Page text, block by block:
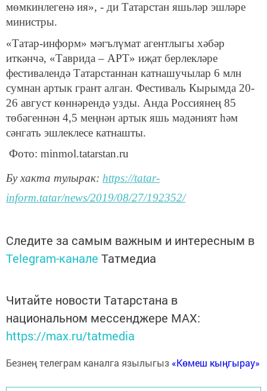
мөмкинлегенә ия», - ди Татарстан яшьләр эшләре
министры.
«Татар-информ» мәгълүмат агентлыгы хәбәр
иткәнчә, «Таврида – АРТ» иҗат берлекләре
фестивалендә Татарстаннан катнашучылар 6 млн
сумнан артык грант алган. Фестиваль Кырымда 20-
26 август көннәрендә узды. Анда Россиянең 85
төбәгеннән 4,5 меңнән артык яшь мәдәният һәм
сәнгать эшлеклесе катнашты.
Фото: minmol.tatarstan.ru
Бу хакта тулырак: https://tatar-
inform.tatar/news/2019/08/27/192352/
Следите за самым важным и интересным в
Telegram-канале Татмедиа
Читайте новости Татарстана в
национальном мессенджере MАХ:
https://max.ru/tatmedia
Безнең телеграм каналга язылыгыз «Көмеш кыңгырау»